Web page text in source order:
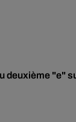
deuxième "e"